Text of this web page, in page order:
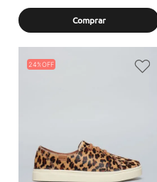
Comprar
24%